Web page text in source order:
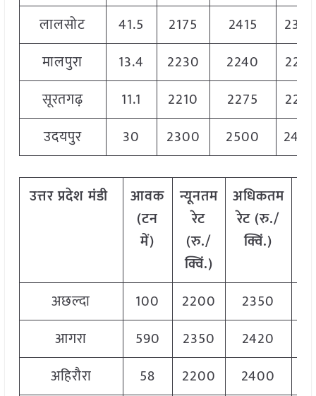
लालसोट
41.5 2175 2415
2390
मालपुरा
13.4 2230 2240
2235
सूरतगढ़
11.1 2210 2275
2238
उदयपुर
30 2300 2500
उत्तरप्रदेश मंडी
आवक
(टन
में)
न्यूनतम
रेट
(रु./
क्विं.)
अधिकतम
रेट (रु./
क्विं.)
अछल्दा
100 2200 2350
आगरा
590 2350 2420
अहिरौरा
58 2200 2400